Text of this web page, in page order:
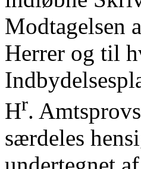
Modtagelsen
Herrer og til
Hr.
særdeles